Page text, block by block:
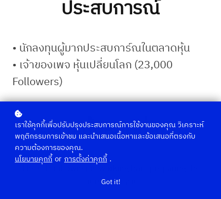
ประสบการณ์
• นักลงทุนผู้มากประสบการ์ณในตลาดหุ้น
• เจ้าของเพจ หุ้นเปลี่ยนโลก (23,000
Followers)
คลาสทั้งหมดที่สอน
The school owner is working hard preparing the
courses for you.
เราใช้คุกกี้เพื่อปรับปรุงประสบการณ์การใช้งานของคุณ วิเคราะห์
พฤติกรรมการเข้าชม และนำเสนอเนื้อหาและข้อเสนอที่ตรงกับ
ความต้องการของคุณ.
นโยบายคุกกี้ or การตั้งค่าคุกกี้ .
Got it!